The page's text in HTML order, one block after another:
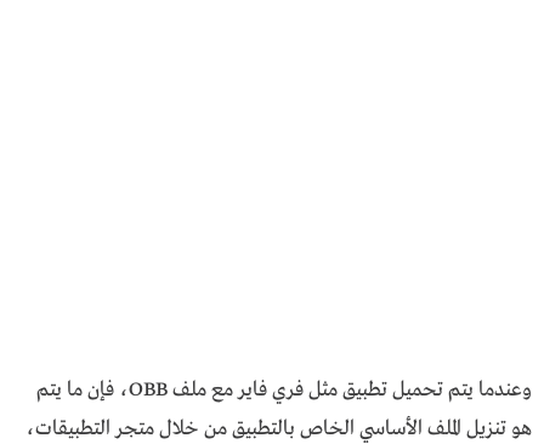
وعندما يتم تحميل تطبيق مثل فري فاير مع ملف OBB، فإن ما يتم
هو تنزيل الملف الأساسي الخاص بالتطبيق من خلال متجر التطبيقات،